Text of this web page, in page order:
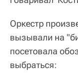
Оркестр
вызывали на
посетовала
выбраться: